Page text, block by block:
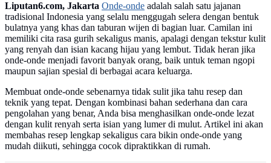
Liputan6.com, Jakarta Onde-onde adalah salah satu jajanan
tradisional Indonesia yang selalu menggugah selera dengan bentuk
bulatnya yang khas dan taburan wijen di bagian luar. Camilan ini
memiliki cita rasa gurih sekaligus manis, apalagi dengan tekstur kulit
yang renyah dan isian kacang hijau yang lembut. Tidak heran jika
onde-onde menjadi favorit banyak orang, baik untuk teman ngopi
maupun sajian spesial di berbagai acara keluarga.
Membuat onde-onde sebenarnya tidak sulit jika tahu resep dan
teknik yang tepat. Dengan kombinasi bahan sederhana dan cara
pengolahan yang benar, Anda bisa menghasilkan onde-onde lezat
dengan kulit renyah serta isian yang lumer di mulut. Artikel ini akan
membahas resep lengkap sekaligus cara bikin onde-onde yang
mudah diikuti, sehingga cocok dipraktikkan di rumah.